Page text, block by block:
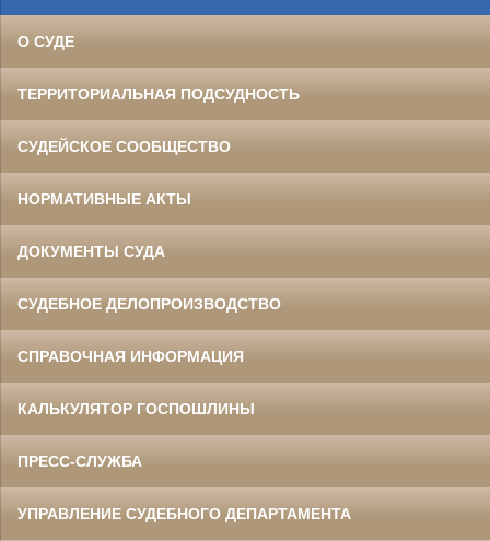
О СУДЕ
ТЕРРИТОРИАЛЬНАЯ ПОДСУДНОСТЬ
СУДЕЙСКОЕ СООБЩЕСТВО
НОРМАТИВНЫЕ АКТЫ
ДОКУМЕНТЫ СУДА
СУДЕБНОЕ ДЕЛОПРОИЗВОДСТВО
СПРАВОЧНАЯ ИНФОРМАЦИЯ
КАЛЬКУЛЯТОР ГОСПОШЛИНЫ
ПРЕСС-СЛУЖБА
УПРАВЛЕНИЕ СУДЕБНОГО ДЕПАРТАМЕНТА